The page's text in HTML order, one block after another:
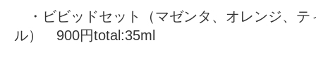
・ビビッドセット（マゼンタ、オレンジ、テ
ル） 900円total:35ml